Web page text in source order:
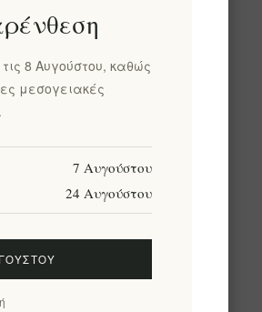
8 Αυγούστου, καθώς
μεσογειακές
7 Αυγούστου
24 Αυγούστου